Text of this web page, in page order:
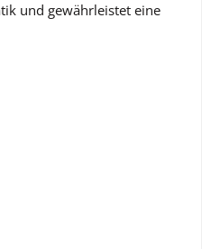
und gewährleistet eine